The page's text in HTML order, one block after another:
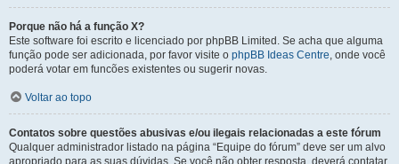
Porque não há a função X?
Este software foi escrito e licenciado por phpBB Limited. Se acha que alguma
função pode ser adicionada, por favor visite o phpBB Ideas Centre, onde você
poderá votar em funcões existentes ou sugerir novas.
Voltar ao topo
Contatos sobre questões abusivas e/ou ilegais relacionadas a este fórum
Qualquer administrador listado na página “Equipe do fórum” deve ser um alvo
apropriado para as suas dúvidas. Se você não obter resposta, deverá contatar